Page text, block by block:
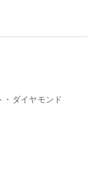
ダイヤモンド